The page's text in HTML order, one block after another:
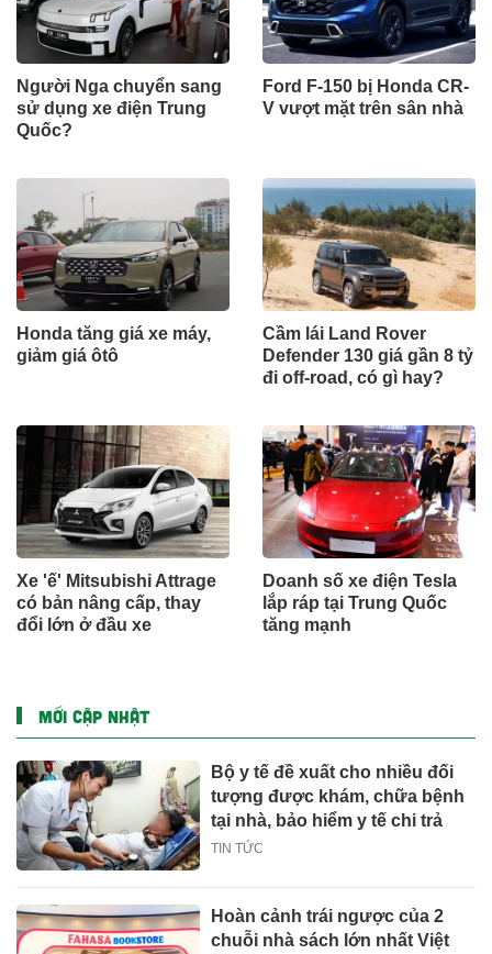
Người Nga chuyển sang
sử dụng xe điện Trung
Quốc?
Ford F-150 bị Honda CR-
V vượt mặt trên sân nhà
Honda tăng giá xe máy,
giảm giá ôtô
Cầm lái Land Rover
Defender 130 giá gần 8 tỷ
đi off-road, có gì hay?
Xe 'ế' Mitsubishi Attrage
có bản nâng cấp, thay
đổi lớn ở đầu xe
Doanh số xe điện Tesla
lắp ráp tại Trung Quốc
tăng mạnh
MỚI CẬP NHẬT
Bộ y tế đề xuất cho nhiều đối
tượng được khám, chữa bệnh
tại nhà, bảo hiểm y tế chi trả
TIN TỨC
Hoàn cảnh trái ngược của 2
chuỗi nhà sách lớn nhất Việt